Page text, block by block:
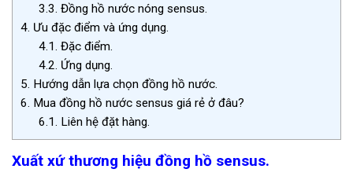
3.3. Đồng hồ nước nóng sensus.
4. Ưu đặc điểm và ứng dụng.
4.1. Đặc điểm.
4.2. Ứng dụng.
5. Hướng dẫn lựa chọn đồng hồ nước.
6. Mua đồng hồ nước sensus giá rẻ ở đâu?
6.1. Liên hệ đặt hàng.
Xuất xứ thương hiệu đồng hồ sensus.